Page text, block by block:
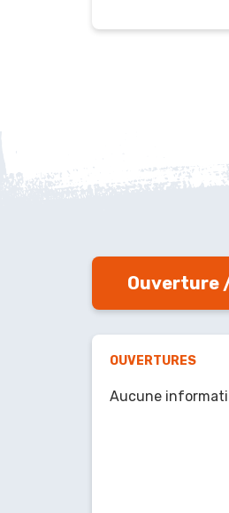
Ouverture
OUVERTURES
Aucune